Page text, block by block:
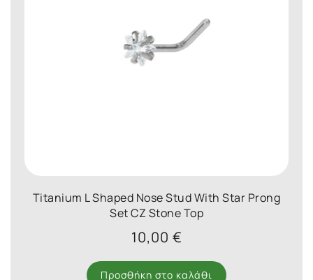
Titanium L Shaped Nose Stud With Star Prong
Set CZ Stone Top
10,00 €
Προσθήκη στο καλάθι